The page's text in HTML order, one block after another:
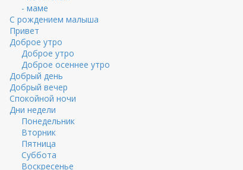
- маме
С рождением малыша
Привет
Доброе утро
Доброе утро
Доброе осеннее утро
Добрый день
Добрый вечер
Спокойной ночи
Дни недели
Понедельник
Вторник
Пятница
Суббота
Воскресенье